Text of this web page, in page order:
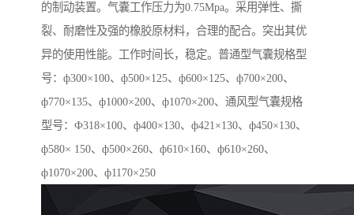
的制动装置。气囊工作压力为0.75Mpa。采用弹性、撕
裂、耐磨性及强的橡胶原材料，合理的配合。突出其优
异的使用性能。工作时间长，稳定。普通型气囊规格型
号：ф300×100、ф500×125、ф600×125、ф700×200、
ф770×135、ф1000×200、ф1070×200、通风型气囊规格
型号：Ф318×100、ф400×130、ф421×130、ф450×130、
ф580× 150、ф500×260、ф610×160、ф610×260、
ф1070×200、ф1170×250